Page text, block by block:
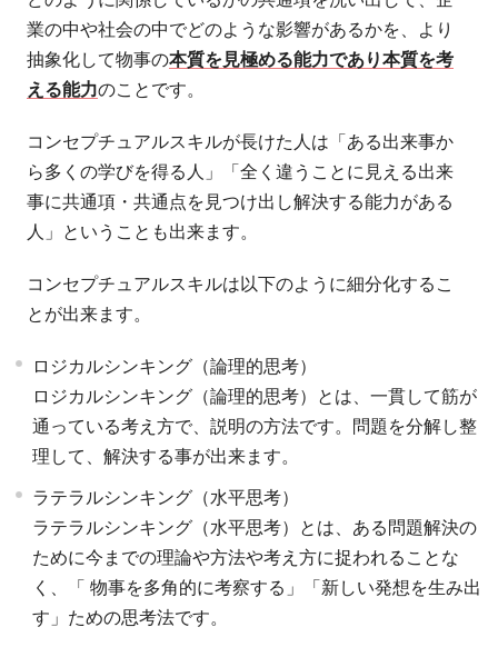
業の中や社会の中でどのような影響があるかを、より
抽象化して物事の本質を見極める能力であり本質を考
える能力のことです。
コンセプチュアルスキルが長けた人は「ある出来事か
ら多くの学びを得る人」「全く違うことに見える出来
事に共通項・共通点を見つけ出し解決する能力がある
人」ということも出来ます。
コンセプチュアルスキルは以下のように細分化するこ
とが出来ます。
ロジカルシンキング（論理的思考）
ロジカルシンキング（論理的思考）とは、一貫して筋が
通っている考え方で、説明の方法です。問題を分解し整
理して、解決する事が出来ます。
ラテラルシンキング（水平思考）
ラテラルシンキング（水平思考）とは、ある問題解決の
ために今までの理論や方法や考え方に捉われることな
く、「 物事を多角的に考察する」「新しい発想を生み出
す」ための思考法です。